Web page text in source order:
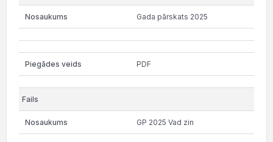
Gada pārskats 2025
PDF
GP 2025 Vad zin